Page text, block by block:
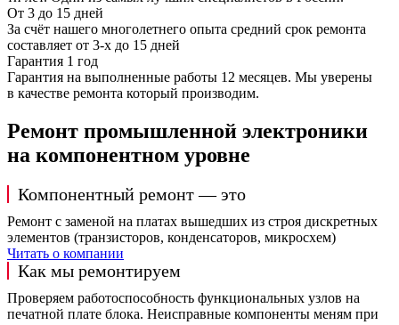
От 3 до 15 дней
За счёт нашего многолетнего опыта средний срок ремонта
составляет от 3-х до 15 дней
Гарантия 1 год
Гарантия на выполненные работы 12 месяцев. Мы уверены
в качестве ремонта который производим.
Ремонт промышленной электроники
на компонентном уровне
Компонентный ремонт — это
Ремонт с заменой на платах вышедших из строя дискретных
элементов (транзисторов, конденсаторов, микросхем)
Читать о компании
Как мы ремонтируем
Проверяем работоспособность функциональных узлов на
печатной плате блока. Неисправные компоненты меням при